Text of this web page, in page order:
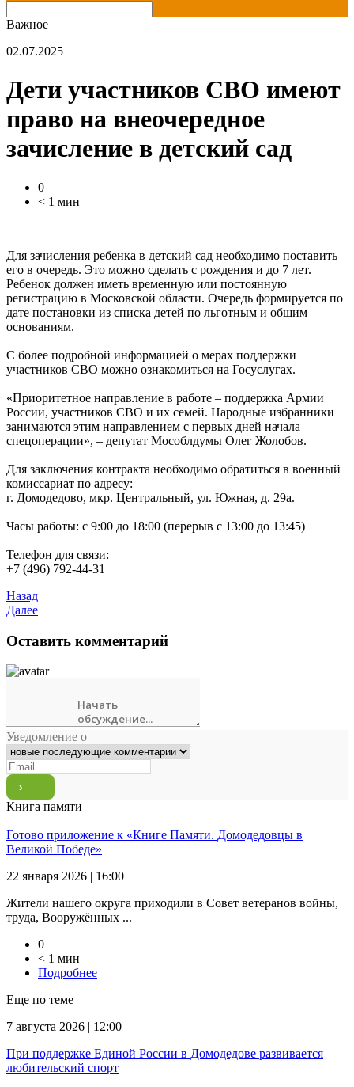
Важное
02.07.2025
Дети участников СВО имеют
право на внеочередное
зачисление в детский сад
0
< 1 мин
Для зачисления ребенка в детский сад необходимо поставить
его в очередь. Это можно сделать с рождения и до 7 лет.
Ребенок должен иметь временную или постоянную
регистрацию в Московской области. Очередь формируется по
дате постановки из списка детей по льготным и общим
основаниям.
С более подробной информацией о мерах поддержки
участников СВО можно ознакомиться на Госуслугах.
«Приоритетное направление в работе – поддержка Армии
России, участников СВО и их семей. Народные избранники
занимаются этим направлением с первых дней начала
спецоперации», – депутат Мособлдумы Олег Жолобов.
Для заключения контракта необходимо обратиться в военный
комиссариат по адресу:
г. Домодедово, мкр. Центральный, ул. Южная, д. 29а.
Часы работы: с 9:00 до 18:00 (перерыв с 13:00 до 13:45)
Телефон для связи:
+7 (496) 792-44-31
Назад
Далее
Оставить комментарий
Уведомление о
Книга памяти
Готово приложение к «Книге Памяти. Домодедовцы в
Великой Победе»
22 января 2026 | 16:00
Жители нашего округа приходили в Совет ветеранов войны,
труда, Вооружённых ...
0
< 1 мин
Подробнее
Еще по теме
7 августа 2026 | 12:00
При поддержке Единой России в Домодедове развивается
любительский спорт